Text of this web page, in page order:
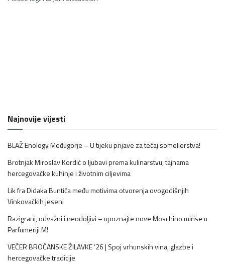
Najnovije vijesti
BLAŽ Enology Međugorje – U tijeku prijave za tečaj somelierstva!
Brotnjak Miroslav Kordić o ljubavi prema kulinarstvu, tajnama
hercegovačke kuhinje i životnim ciljevima
Lik fra Didaka Buntića među motivima otvorenja ovogodišnjih
Vinkovačkih jeseni
Razigrani, odvažni i neodoljivi – upoznajte nove Moschino mirise u
Parfumeriji M!
VEČER BROĆANSKE ŽILAVKE ’26 | Spoj vrhunskih vina, glazbe i
hercegovačke tradicije